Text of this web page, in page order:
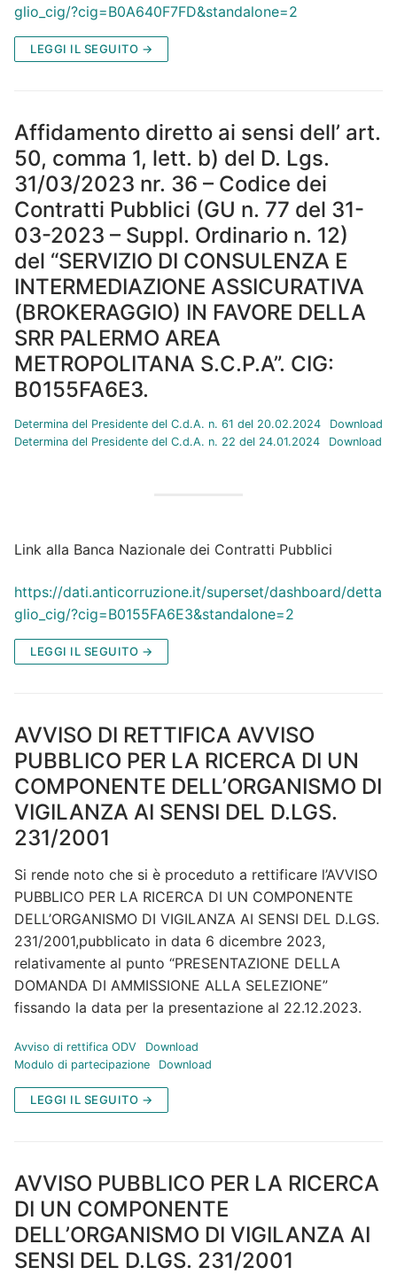
glio_cig/?cig=B0A640F7FD&standalone=2
LEGGI IL SEGUITO →
Affidamento diretto ai sensi dell’ art.
50, comma 1, lett. b) del D. Lgs.
31/03/2023 nr. 36 – Codice dei
Contratti Pubblici (GU n. 77 del 31-
03-2023 – Suppl. Ordinario n. 12)
del “SERVIZIO DI CONSULENZA E
INTERMEDIAZIONE ASSICURATIVA
(BROKERAGGIO) IN FAVORE DELLA
SRR PALERMO AREA
METROPOLITANA S.C.P.A”. CIG:
B0155FA6E3.
Determina del Presidente del C.d.A. n. 61 del 20.02.2024
Download
Determina del Presidente del C.d.A. n. 22 del 24.01.2024
Download
Link alla Banca Nazionale dei Contratti Pubblici
https://dati.anticorruzione.it/superset/dashboard/detta
glio_cig/?cig=B0155FA6E3&standalone=2
LEGGI IL SEGUITO →
AVVISO DI RETTIFICA AVVISO
PUBBLICO PER LA RICERCA DI UN
COMPONENTE DELL’ORGANISMO DI
VIGILANZA AI SENSI DEL D.LGS.
231/2001
Si rende noto che si è proceduto a rettificare l’AVVISO
PUBBLICO PER LA RICERCA DI UN COMPONENTE
DELL’ORGANISMO DI VIGILANZA AI SENSI DEL D.LGS.
231/2001,pubblicato in data 6 dicembre 2023,
relativamente al punto “PRESENTAZIONE DELLA
DOMANDA DI AMMISSIONE ALLA SELEZIONE”
fissando la data per la presentazione al 22.12.2023.
Avviso di rettifica ODV
Download
Modulo di partecipazione
Download
LEGGI IL SEGUITO →
AVVISO PUBBLICO PER LA RICERCA
DI UN COMPONENTE
DELL’ORGANISMO DI VIGILANZA AI
SENSI DEL D.LGS. 231/2001